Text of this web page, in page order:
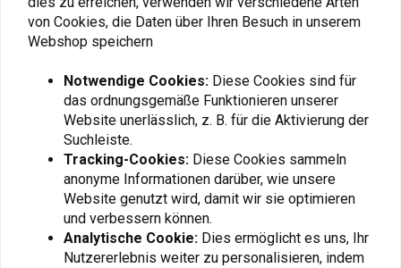
Artikelcode: 04 636389
Fügen Sie Ihre Bewertung hinzu
Ähnliche Produkte
von Cookies, die Daten über Ihren Besuch in unserem
Webshop speichern
Notwendige Cookies: Diese Cookies sind für
das ordnungsgemäße Funktionieren unserer
Website unerlässlich, z. B. für die Aktivierung der
Suchleiste.
Tracking-Cookies: Diese Cookies sammeln
anonyme Informationen darüber, wie unsere
Website genutzt wird, damit wir sie optimieren
und verbessern können.
Analytische Cookie: Dies ermöglicht es uns, Ihr
Nutzererlebnis weiter zu personalisieren, indem